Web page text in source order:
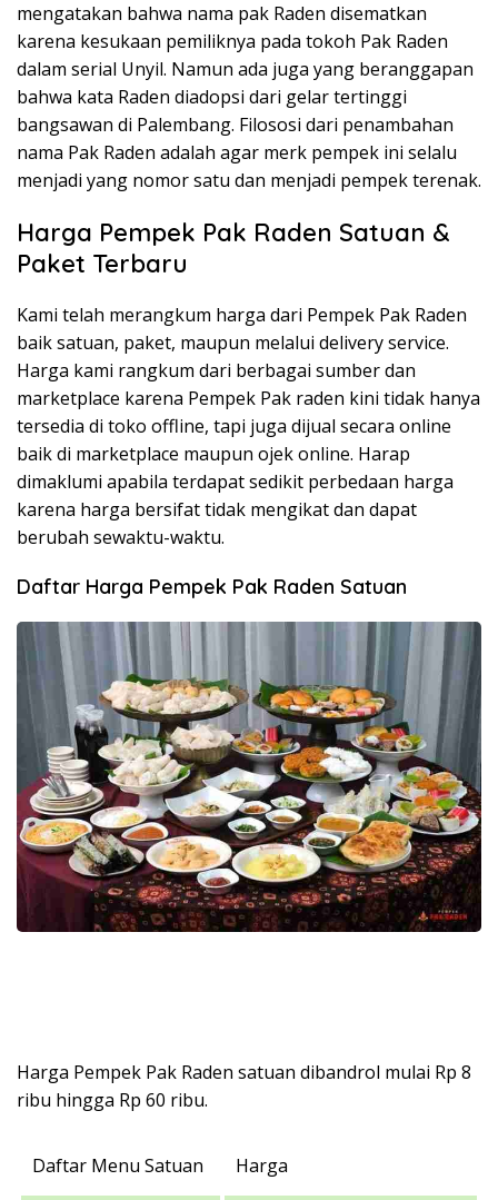
mengatakan bahwa nama pak Raden disematkan
karena kesukaan pemiliknya pada tokoh Pak Raden
dalam serial Unyil. Namun ada juga yang beranggapan
bahwa kata Raden diadopsi dari gelar tertinggi
bangsawan di Palembang. Filososi dari penambahan
nama Pak Raden adalah agar merk pempek ini selalu
menjadi yang nomor satu dan menjadi pempek terenak.
Harga Pempek Pak Raden Satuan &
Paket Terbaru
Kami telah merangkum harga dari Pempek Pak Raden
baik satuan, paket, maupun melalui delivery service.
Harga kami rangkum dari berbagai sumber dan
marketplace karena Pempek Pak raden kini tidak hanya
tersedia di toko offline, tapi juga dijual secara online
baik di marketplace maupun ojek online. Harap
dimaklumi apabila terdapat sedikit perbedaan harga
karena harga bersifat tidak mengikat dan dapat
berubah sewaktu-waktu.
Daftar Harga Pempek Pak Raden Satuan
Harga Pempek Pak Raden satuan dibandrol mulai Rp 8
ribu hingga Rp 60 ribu.
Daftar Menu Satuan Harga